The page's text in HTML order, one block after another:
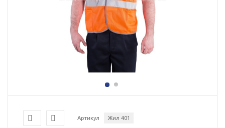
Артикул Жил 401